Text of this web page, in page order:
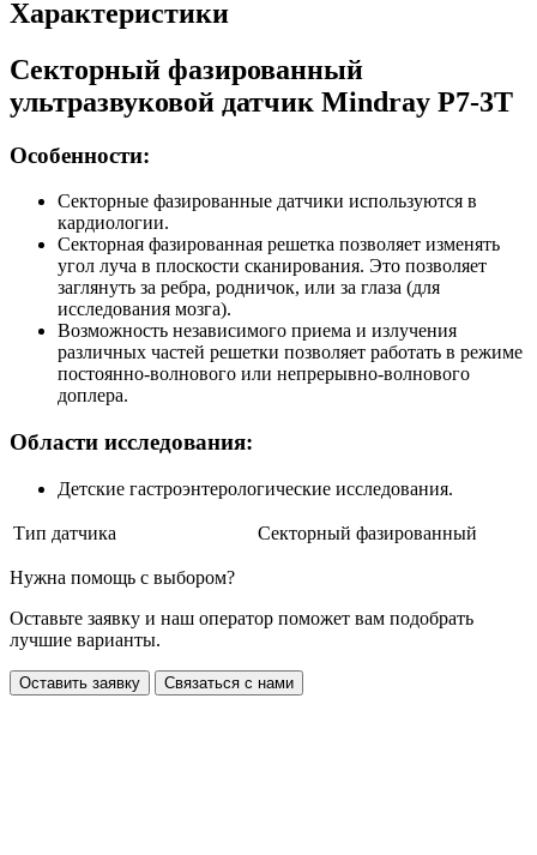
Характеристики
Секторный фазированный
ультразвуковой датчик Mindray P7-3T
Особенности:
Секторные фазированные датчики используются в
кардиологии.
Секторная фазированная решетка позволяет изменять
угол луча в плоскости сканирования. Это позволяет
заглянуть за ребра, родничок, или за глаза (для
исследования мозга).
Возможность независимого приема и излучения
различных частей решетки позволяет работать в режиме
постоянно-волнового или непрерывно-волнового
доплера.
Области исследования:
Детские гастроэнтерологические исследования.
Тип датчика Секторный фазированный
Нужна помощь с выбором?
Оставьте заявку и наш оператор поможет вам подобрать
лучшие варианты.
Оставить заявку Связаться с нами